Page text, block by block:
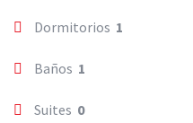
Dormitorios 1
Baños 1
Suites 0